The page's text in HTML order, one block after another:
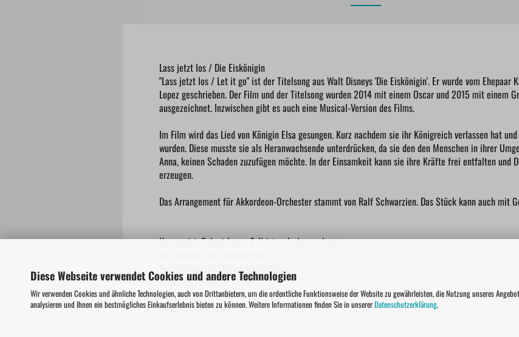
Diese Webseite verwendet Cookies und andere Technologien
Wir verwenden Cookies und ähnliche Technologien, auch von Drittanbietern, um die ordentliche Funktionsweise der Website zu gewährleisten, die Nutzung unseres
analysieren und Ihnen ein bestmögliches Einkaufserlebnis bieten zu können. Weitere Informationen finden Sie in unsererDatenschutzerklärung.
Lass jetzt los / Die Eiskönigin
"Lass jetzt los / Let it go" ist der Titelsong aus Walt Disneys 'Die Eiskönigin'. Er wurde vom Ehepaar
Lopez geschrieben. Der Film und der Titelsong wurden 2014 mit einem Oscar und 2015 mit einem
ausgezeichnet. Inzwischen gibt es auch eine Musical-Version des Films.
Im Film wird das Lied von Königin Elsa gesungen. Kurz nachdem sie ihr Königreich verlassen hat
wurden. Diese musste sie als Heranwachsende unterdrücken, da sie den den Menschen in ihrer
Anna, keinen Schaden zuzufügen möchte. In der Einsamkeit kann sie ihre Kräfte frei entfalten und
erzeugen.
Das Arrangement für Akkordeon-Orchester stammt von Ralf Schwarzien. Das Stück kann auch mit
Komponist: Robert Lopez & Kristen Anderson-Lopez
Bearbeitung für Akkordeon-Orchester
Schwierigkeitsgrad: mittel
Besetzung: Akkordeon 1, 2, 3, 4, Bass, Klavier, Elektronium/Keyboard, Gesang ad lib., Drums,
Verlag: NordMusik-Verlag